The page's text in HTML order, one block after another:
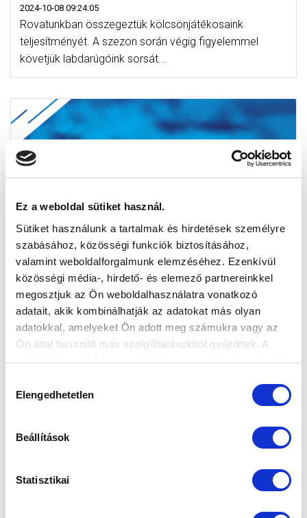
Ez a weboldal sütiket használ.
Sütiket használunk a tartalmak és hirdetések személyre
szabásához, közösségi funkciók biztosításához,
valamint weboldalforgalmunk elemzéséhez. Ezenkívül
közösségi média-, hirdető- és elemező partnereinkkel
megosztjuk az Ön weboldalhasználatra vonatkozó
adatait, akik kombinálhatják az adatokat más olyan
adatokkal, amelyeket Ön adott meg számukra vagy az
Ön által használt más szolgáltatásokból gyűjtöttek. A
weboldalon való böngészés folytatásával Ön hozzájárul a
kiválasztása
Elengedhetetlen
Beállítások
Statisztikai
2024-10-08 09:24:05
Rovatunkban összegeztük kölcsönjátékosaink
teljesítményét. A szezon során végig figyelemmel
követjük labdarúgóink sorsát...
MERÉNYI GYŐZTES GÓLT SZERZETT - ÍGY
TELJESÍTTEK A KÖLCSÖNADOTTAK
(VIDEÓ)
2024-10-01 11:32:10
Rovatunkban összegeztük kölcsönjátékosaink
teljesítményét. A szezon során végig figyelemmel